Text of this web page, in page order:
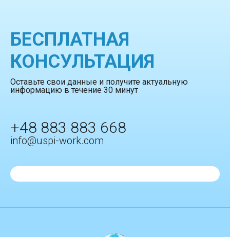
БЕСПЛАТНАЯ
КОНСУЛЬТАЦИЯ
Оставьте свои данные и получите актуальную
информацию в течение 30 минут
+48 883 883 668
info@uspi-work.com